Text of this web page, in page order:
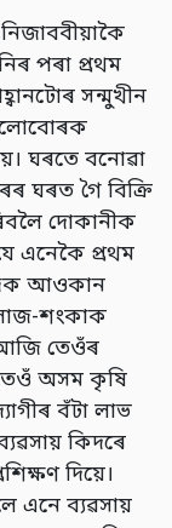
পৰা প্ৰথম
সন্মুখীন
ঘৰতে বনোৱা
ঘৰত গৈ বিক্ৰি
দোকানীক
এনেকৈ প্ৰথম
আওকান
শংকাক
আজি তেওঁৰ
অসম কৃষি
বঁটা লাভ
কিদৰে
দিয়ে।
এনে ব্যৱসায়